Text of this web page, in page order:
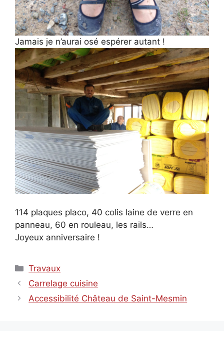
Jamais je n’aurai osé espérer autant !
114 plaques placo, 40 colis laine de verre en
panneau, 60 en rouleau, les rails…
Joyeux anniversaire !
Catégories
Travaux
Carrelage cuisine
Accessibilité Château de Saint-Mesmin